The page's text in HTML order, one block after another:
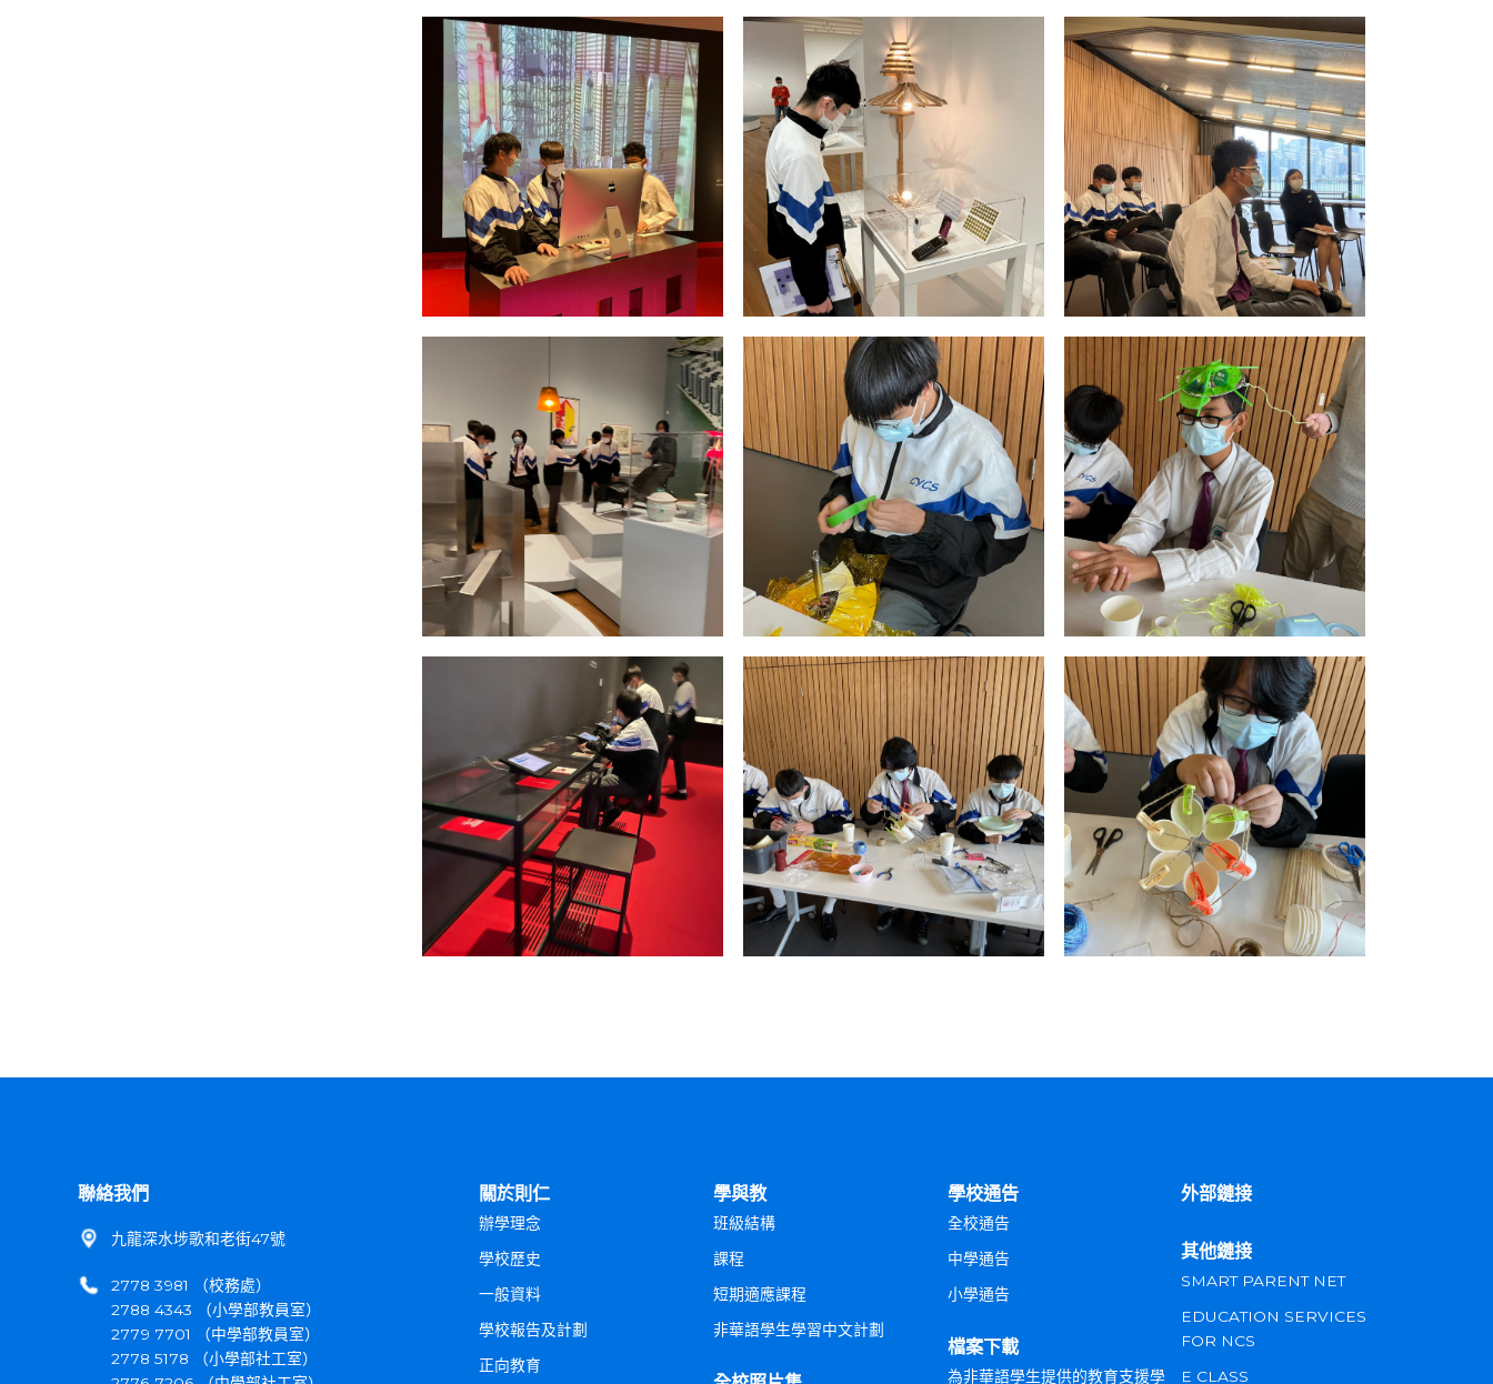
聯絡我們
九龍深水埗歌和老街47號
2778 3981 （校務處）
2788 4343 （小學部教員室）
2779 7701 （中學部教員室）
2778 5178 （小學部社工室）
關於則仁
辦學理念
學校歷史
一般資料
學校報告及計劃
正向教育
學與教
班級結構
課程
短期適應課程
非華語學生學習中文計劃
學校通告
全校通告
中學通告
小學通告
檔案下載
為非華語學生提供的教育支援學
外部鏈接
其他鏈接
SMART PARENT NET
EDUCATION SERVICES
FOR NCS
E CLASS